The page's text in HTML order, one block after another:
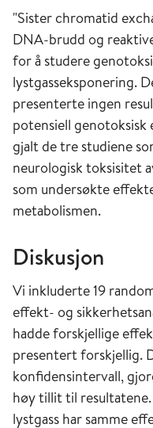
"Sister chromatid
DNA-brudd og
for å studere
lystgasseksponering.
presenterte ingen
potensiell genotoksisk
gjalt de tre studiene
neurologisk toksisitet
som undersøkte
metabolismen.
Diskusjon
Vi inkluderte 19
effekt- og
hadde forskjellige
presentert forskjellig.
konfidensintervall,
høy tillit til
lystgass har samme